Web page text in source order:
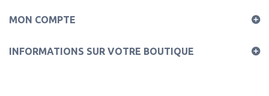
MON COMPTE
INFORMATIONS SUR VOTRE BOUTIQUE